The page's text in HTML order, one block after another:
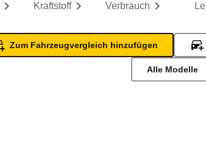
Kraftstoff Verbrauch
Zum Fahrzeugvergleich hinzufügen
Alle Modelle